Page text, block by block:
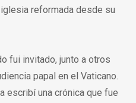
reformada desde su
fui invitado, junto a otros
papal en el Vaticano.
escribí una crónica que fue